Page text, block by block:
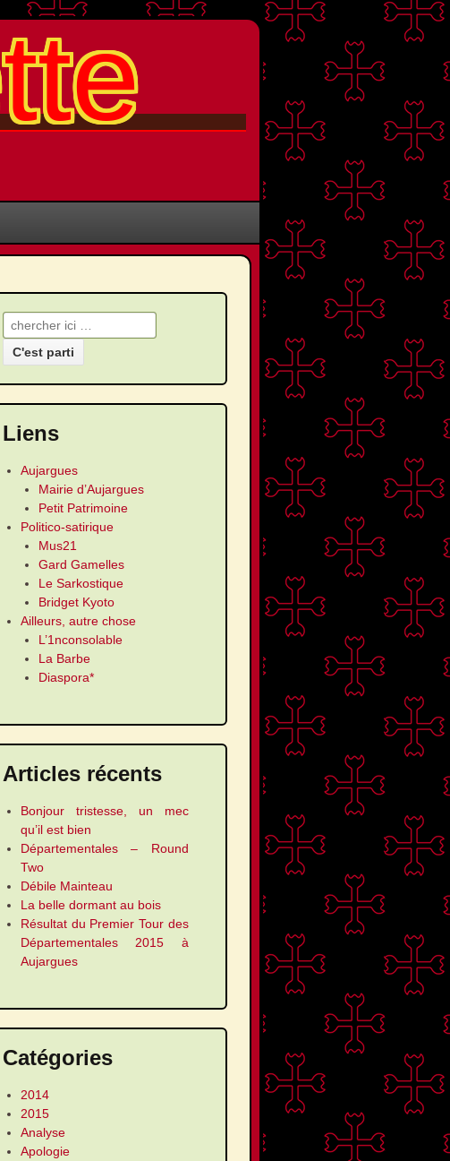
Recherche pour:
Liens
Aujargues
Mairie d’Aujargues
Petit Patrimoine
Politico-satirique
Mus21
Gard Gamelles
Le Sarkostique
Bridget Kyoto
Ailleurs, autre chose
L’1nconsolable
La Barbe
Diaspora*
Articles récents
Bonjour tristesse, un mec
qu’il est bien
Départementales – Round
Two
Débile Mainteau
La belle dormant au bois
Résultat du Premier Tour des
Départementales 2015 à
Aujargues
Catégories
2014
2015
Analyse
Apologie